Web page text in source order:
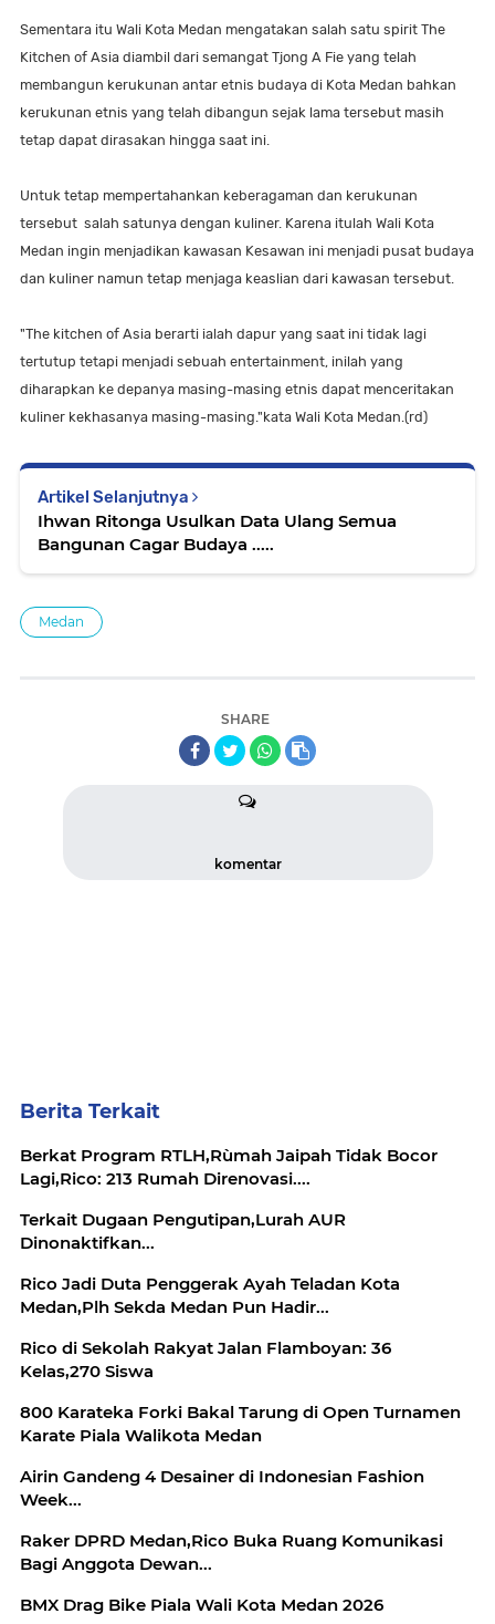
Sementara itu Wali Kota Medan mengatakan salah satu spirit The
Kitchen of Asia diambil dari semangat Tjong A Fie yang telah
membangun kerukunan antar etnis budaya di Kota Medan bahkan
kerukunan etnis yang telah dibangun sejak lama tersebut masih
tetap dapat dirasakan hingga saat ini.
Untuk tetap mempertahankan keberagaman dan kerukunan
tersebut salah satunya dengan kuliner. Karena itulah Wali Kota
Medan ingin menjadikan kawasan Kesawan ini menjadi pusat budaya
dan kuliner namun tetap menjaga keaslian dari kawasan tersebut.
"The kitchen of Asia berarti ialah dapur yang saat ini tidak lagi
tertutup tetapi menjadi sebuah entertainment, inilah yang
diharapkan ke depanya masing-masing etnis dapat menceritakan
kuliner kekhasanya masing-masing."kata Wali Kota Medan.(rd)
Artikel Selanjutnya
Ihwan Ritonga Usulkan Data Ulang Semua
Bangunan Cagar Budaya .....
Medan
SHARE
komentar
Berita Terkait
Berkat Program RTLH,Rùmah Jaipah Tidak Bocor
Lagi,Rico: 213 Rumah Direnovasi....
Terkait Dugaan Pengutipan,Lurah AUR
Dinonaktifkan...
Rico Jadi Duta Penggerak Ayah Teladan Kota
Medan,Plh Sekda Medan Pun Hadir...
Rico di Sekolah Rakyat Jalan Flamboyan: 36
Kelas,270 Siswa
800 Karateka Forki Bakal Tarung di Open Turnamen
Karate Piala Walikota Medan
Airin Gandeng 4 Desainer di Indonesian Fashion
Week...
Raker DPRD Medan,Rico Buka Ruang Komunikasi
Bagi Anggota Dewan...
BMX Drag Bike Piala Wali Kota Medan 2026